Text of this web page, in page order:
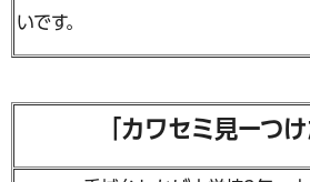
いです。
「カワセミ見ーつけ